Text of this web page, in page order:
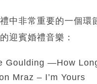
中非常重要的一個環
迎賓婚禮音樂：
Goulding —How
Mraz – I’m Yours